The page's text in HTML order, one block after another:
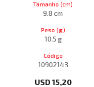
Tamanho (cm)
9.8 cm
Peso (g)
10.5 g
Código
10902143
USD 15,20